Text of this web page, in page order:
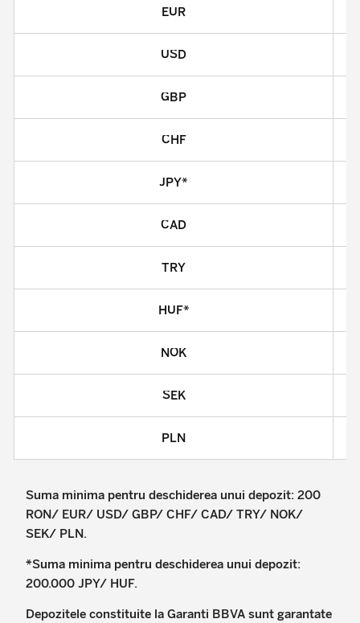
EUR
USD
GBP
CHF
JPY*
CAD
TRY
HUF*
NOK
SEK
PLN
Suma minima pentru deschiderea unui depozit: 200
RON/ EUR/ USD/ GBP/ CHF/ CAD/ TRY/ NOK/
SEK/ PLN.
*Suma minima pentru deschiderea unui depozit:
200.000 JPY/ HUF.
Depozitele constituite la Garanti BBVA sunt garantate